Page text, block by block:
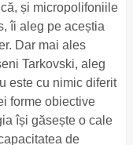
și micropolifoniile
îi aleg pe aceștia
Dar mai ales
Tarkovski, aleg
este cu nimic diferit
forme obiective
își găsește o cale
de